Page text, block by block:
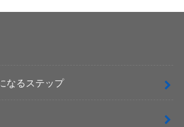
なるステップ